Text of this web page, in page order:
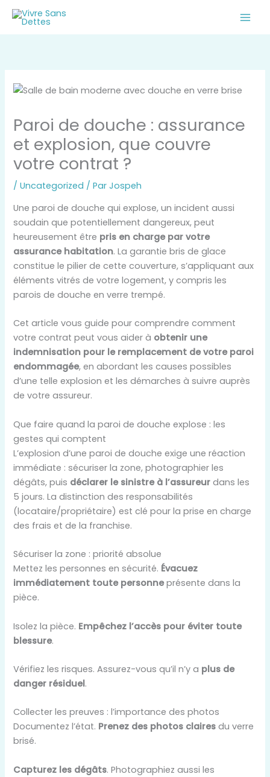
Aller
Paroi de douche : assurance
et explosion, que couvre
votre contrat ?
/Uncategorized / ParJospeh
Une paroi de douche qui explose, un incident aussi
soudain que potentiellement dangereux, peut
heureusement être pris en charge par votre
assurance habitation. La garantie bris de glace
constitue le pilier de cette couverture, s’appliquant aux
éléments vitrés de votre logement, y compris les
parois de douche en verre trempé.
Cet article vous guide pour comprendre comment
votre contrat peut vous aider à obtenir une
indemnisation pour le remplacement de votre paroi
endommagée, en abordant les causes possibles
d’une telle explosion et les démarches à suivre auprès
de votre assureur.
Que faire quand la paroi de douche explose : les
gestes qui comptent
L’explosion d’une paroi de douche exige une réaction
immédiate : sécuriser la zone, photographier les
dégâts, puis déclarer le sinistre à l’assureur dans les
5 jours. La distinction des responsabilités
(locataire/propriétaire) est clé pour la prise en charge
des frais et de la franchise.
Sécuriser la zone : priorité absolue
Mettez les personnes en sécurité. Évacuez
immédiatement toute personneprésente dans la
pièce.
Isolez la pièce. Empêchez l’accès pour éviter toute
blessure.
Vérifiez les risques. Assurez-vous qu’il n’y a plus de
danger résiduel.
Collecter les preuves : l’importance des photos
Documentez l’état. Prenez des photos claires du verre
brisé.
Capturez les dégâts. Photographiez aussi les